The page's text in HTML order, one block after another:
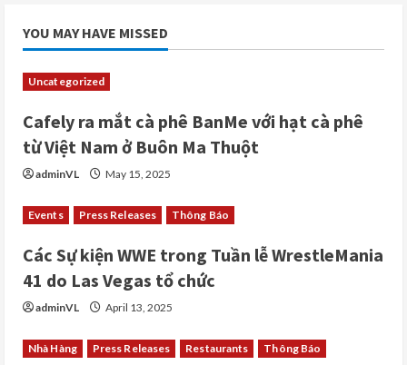
YOU MAY HAVE MISSED
Uncategorized
Cafely ra mắt cà phê BanMe với hạt cà phê
từ Việt Nam ở Buôn Ma Thuột
adminVL May 15, 2025
Events Press Releases Thông Báo
Các Sự kiện WWE trong Tuần lễ WrestleMania
41 do Las Vegas tổ chức
adminVL April 13, 2025
Nhà Hàng Press Releases Restaurants Thông Báo